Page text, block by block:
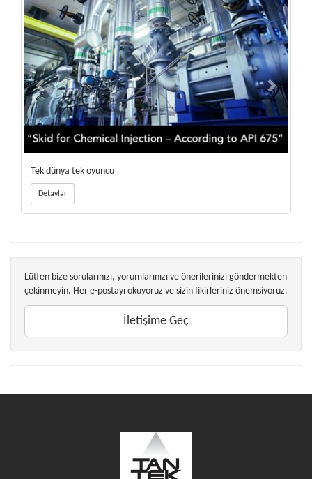
Tek dünya tek oyuncu
Detaylar
Lütfen bize sorularınızı, yorumlarınızı ve önerilerinizi göndermekten
çekinmeyin. Her e-postayı okuyoruz ve sizin fikirleriniz önemsiyoruz.
İletişime Geç